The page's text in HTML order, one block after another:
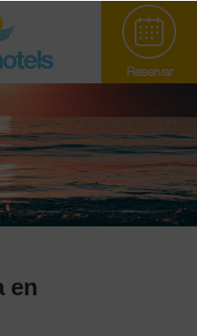
Reservar
en